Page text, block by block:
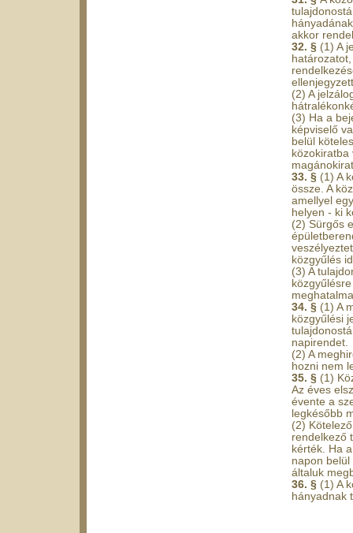
akkor
32. § (1) A
(2) A
(3) Ha a
képviselő
belül
33. § (1) A
össze. A
amellyel
helyen - ki
(2) Sürgős
közgyűlés
(3) A
34. § (1) A
közgyűlési
napirendet.
(2) A
hozni nem
35. § (1)
Az éves
évente a
legkésőbb
(2)
rendelkező
kérték. Ha
napon
általuk
36. § (1) A
hányadnak